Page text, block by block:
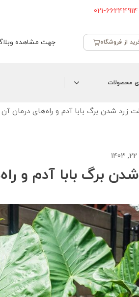
021-66244914
از فروشگاه جهت مشاهده
محصولات
زرد شدن برگ بابا آدم و راه‌های درمان آن
برگ بابا آدم و